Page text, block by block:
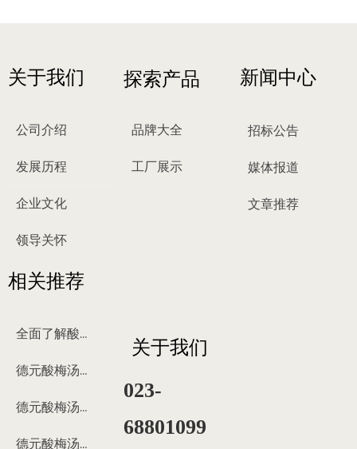
关于我们
公司介绍
发展历程
企业文化
领导关怀
探索产品
品牌大全
工厂展示
招标公告
媒体报道
文章推荐
新闻中心
关于我们
023-
68801099
相关推荐
全面了解酸梅汤
德元酸梅汤来历
德元酸梅汤制作过程
德元酸梅汤多少钱